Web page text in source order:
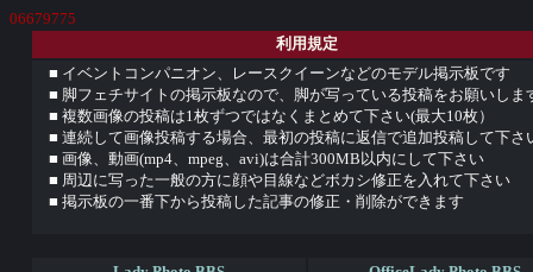
06679775
利用規定
■ イベントコンパニオン、レースクイーンなどのモデル掲示板です
■ 脚フェチサイトの掲示板なので、脚が写っている投稿をお願いしま
■ 複数画像の投稿は1枚ずつではなくまとめて下さい(最大10枚）
■ 連続して画像投稿する場合、最初の投稿に返信で追加投稿して下さ
■ 画像、動画(mp4、mpeg、avi)は合計300MB以内にして下さい
■ 周辺に写った一般の方に顔や目線などボカシ修正を入れて下さい
■ 掲示板の一番下から投稿した記事の修正・削除ができます